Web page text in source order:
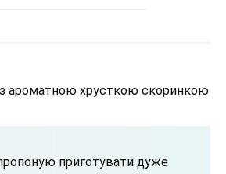
з ароматною хрусткою скоринкою
приготувати дуже